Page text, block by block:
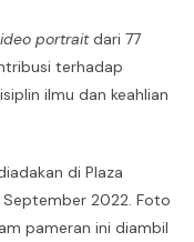
portraitdari 77
terhadap
ilmu dan keahlian
di Plaza
September 2022. Foto
pameran ini diambil